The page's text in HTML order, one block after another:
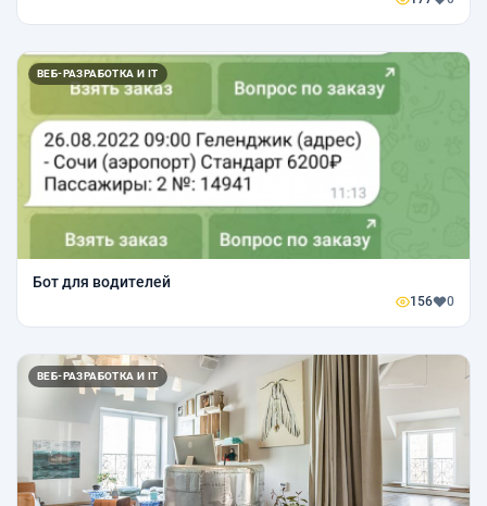
ВЕБ-РАЗРАБОТКА И IT
Бот для водителей
156 0
ВЕБ-РАЗРАБОТКА И IT